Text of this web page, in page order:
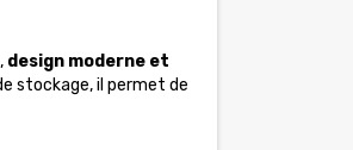
design moderne et
stockage, il permet de